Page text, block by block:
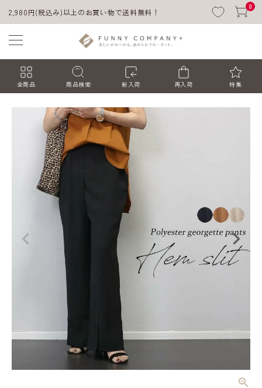
2,980円(税込み)以上のお買い物で送料無料！
0
全商品 商品検索 新入荷 再入荷 特集
ACCOUNT MENU
ようこそ ゲスト 様
会員登録
ーゼット裾ス